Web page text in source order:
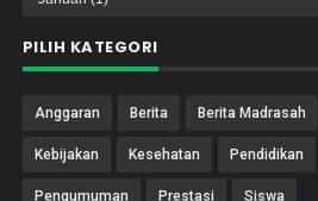
PILIH KATEGORI
Anggaran Berita Berita Madrasah
Kebijakan Kesehatan Pendidikan
Pengumuman Prestasi Siswa